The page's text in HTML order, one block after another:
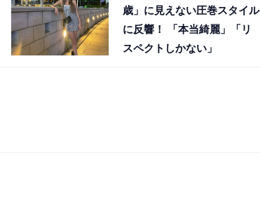
歳」に見えない圧巻スタイル
に反響！ 「本当綺麗」「リ
スペクトしかない」